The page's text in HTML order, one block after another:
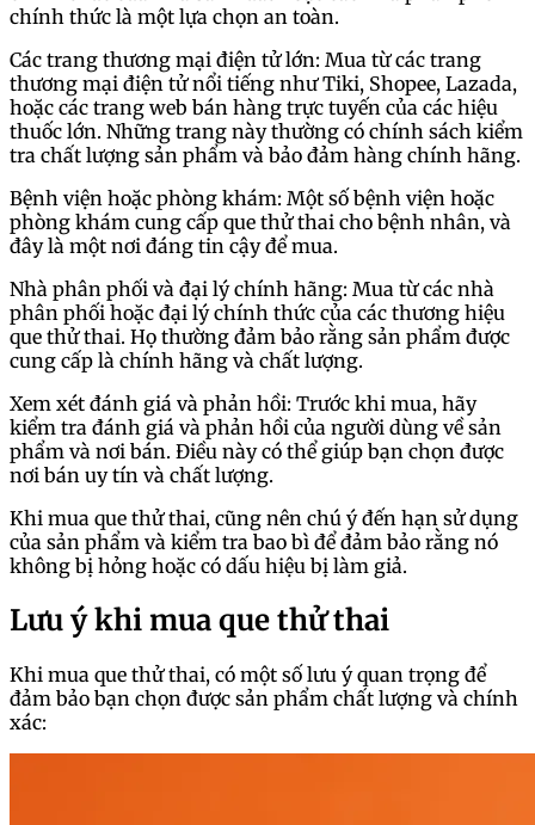
chính thức là một lựa chọn an toàn.
Các trang thương mại điện tử lớn: Mua từ các trang
thương mại điện tử nổi tiếng như Tiki, Shopee, Lazada,
hoặc các trang web bán hàng trực tuyến của các hiệu
thuốc lớn. Những trang này thường có chính sách kiểm
tra chất lượng sản phẩm và bảo đảm hàng chính hãng.
Bệnh viện hoặc phòng khám: Một số bệnh viện hoặc
phòng khám cung cấp que thử thai cho bệnh nhân, và
đây là một nơi đáng tin cậy để mua.
Nhà phân phối và đại lý chính hãng: Mua từ các nhà
phân phối hoặc đại lý chính thức của các thương hiệu
que thử thai. Họ thường đảm bảo rằng sản phẩm được
cung cấp là chính hãng và chất lượng.
Xem xét đánh giá và phản hồi: Trước khi mua, hãy
kiểm tra đánh giá và phản hồi của người dùng về sản
phẩm và nơi bán. Điều này có thể giúp bạn chọn được
nơi bán uy tín và chất lượng.
Khi mua que thử thai, cũng nên chú ý đến hạn sử dụng
của sản phẩm và kiểm tra bao bì để đảm bảo rằng nó
không bị hỏng hoặc có dấu hiệu bị làm giả.
Lưu ý khi mua que thử thai
Khi mua que thử thai, có một số lưu ý quan trọng để
đảm bảo bạn chọn được sản phẩm chất lượng và chính
xác: